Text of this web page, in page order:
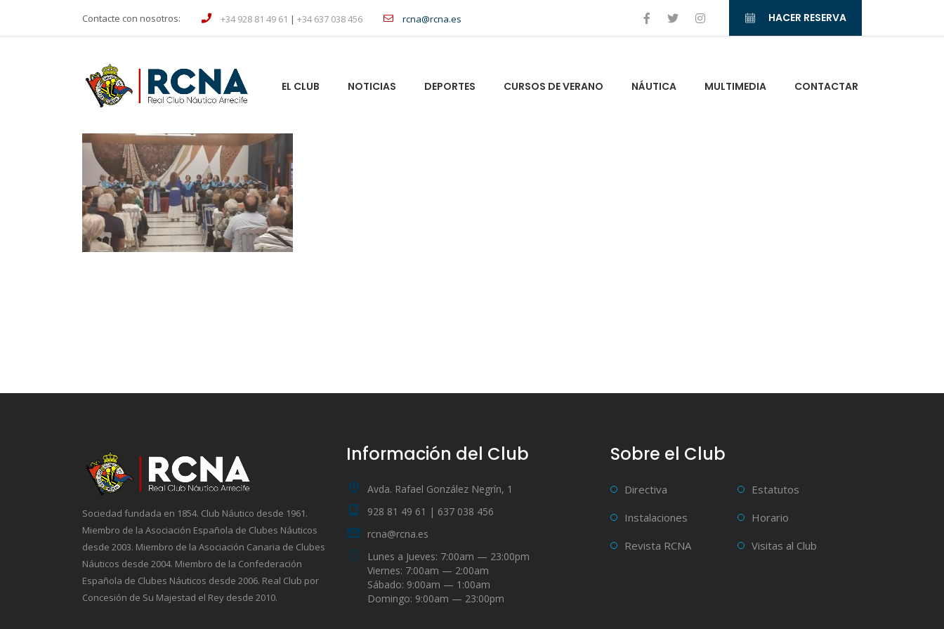
Contacte con nosotros: +34 928 81 49 61 | +34 637 038 456 rcna@rcna.es HACER RESERVA
EL CLUB NOTICIAS DEPORTES CURSOS DE VERANO NÁUTICA MULTIMEDIA CONTACTAR
Sociedad fundada en 1854. Club Náutico desde 1961.
Miembro de la Asociación Española de Clubes Náuticos
desde 2003. Miembro de la Asociación Canaria de Clubes
Náuticos desde 2004. Miembro de la Confederación
Española de Clubes Náuticos desde 2006. Real Club por
Concesión de Su Majestad el Rey desde 2010.
Información del Club
Avda. Rafael González Negrín, 1
928 81 49 61 | 637 038 456
rcna@rcna.es
Lunes a Jueves: 7:00am — 23:00pm
Viernes: 7:00am — 2:00am
Sábado: 9:00am — 1:00am
Domingo: 9:00am — 23:00pm
Sobre el Club
Directiva
Estatutos
Instalaciones
Horario
Revista RCNA
Visitas al Club